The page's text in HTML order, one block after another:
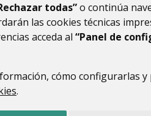
todas”o continúa
las cookies técnicas
acceda al “Panel de
cómo configurarlas
.
DATOS